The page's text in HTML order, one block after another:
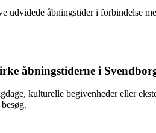
udvidede åbningstider i forbindelse
åbningstiderne i
kulturelle begivenheder eller